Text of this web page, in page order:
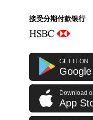
全新 Chanel 香
银扣
接受分期付款银行
GET IT ON
Download
App